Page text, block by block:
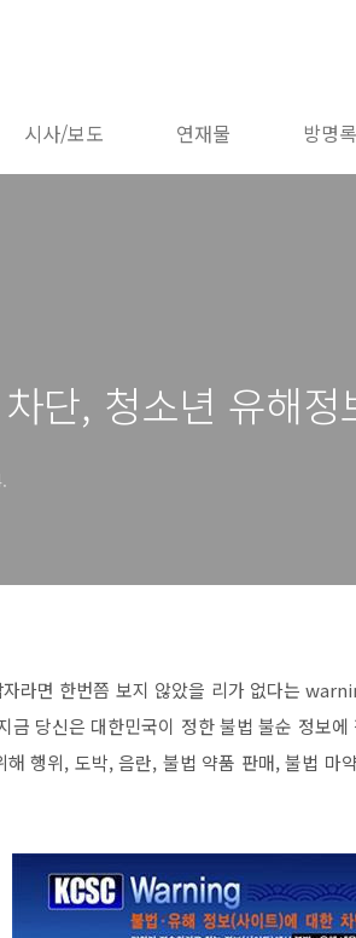
시사/보도 연재물 방명록
단, 청소년 유해
라면 한번쯤 보지 않았을 리가 없다는
금 당신은 대한민국이 정한 불법 불순 정보
해 행위, 도박, 음란, 불법 약품 판매, 불법 마